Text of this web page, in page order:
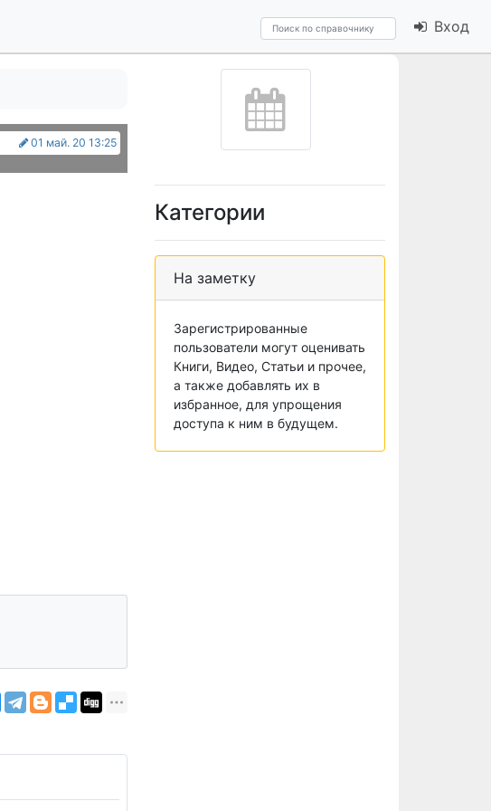
Вход
01 май. 20 13:25
Категории
На заметку
Зарегистрированные
пользователи могут оценивать
Книги, Видео, Статьи и прочее,
а также добавлять их в
избранное, для упрощения
доступа к ним в будущем.